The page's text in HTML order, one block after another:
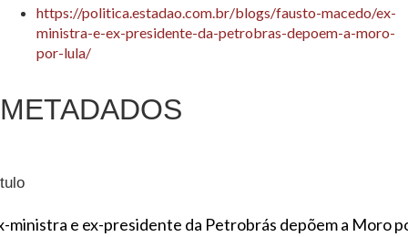
https://politica.estadao.com.br/blogs/fausto-macedo/ex-
ministra-e-ex-presidente-da-petrobras-depoem-a-moro-
por-lula/
METADADOS
ministra e ex-presidente da Petrobrás depõem a Moro